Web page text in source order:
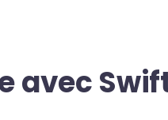
avec